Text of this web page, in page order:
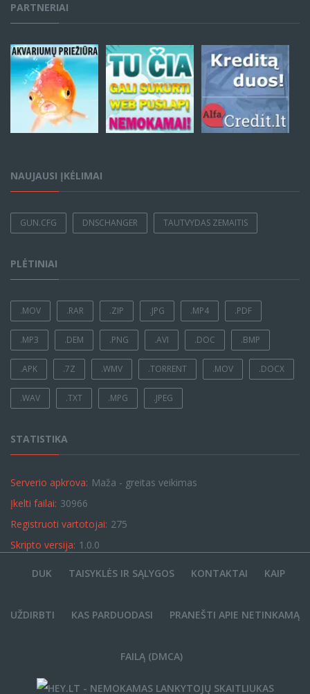
PARTNERIAI
NAUJAUSI ĮKĖLIMAI
GUN.CFG DNSCHANGER TAUTVYDAS ZEMAITIS
PLĖTINIAI
.MOV .RAR .ZIP .JPG .MP4 .PDF
.MP3 .DEM .PNG .AVI .DOC .BMP
.APK .7Z .WMV .TORRENT .MOV .DOCX
.WAV .TXT .MPG .JPEG
STATISTIKA
Serverio apkrova: Maža - greitas veikimas
Įkelti failai: 30966
Registruoti vartotojai: 275
Skripto versija: 1.0.0
DUK TAISYKLĖS IR SĄLYGOS KONTAKTAI KAIP
UŽDIRBTI KAS PARDUODASI PRANEŠTI APIE NETINKAMĄ
FAILĄ (DMCA)